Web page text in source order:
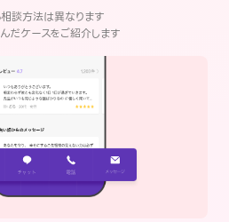
談方法は異なります
だケースをご紹介します